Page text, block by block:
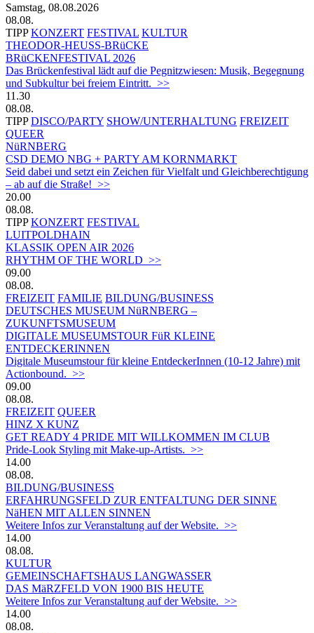
Samstag, 08.08.2026
08.08.
TIPP KONZERT FESTIVAL KULTUR
THEODOR-HEUSS-BRüCKE
BRüCKENFESTIVAL 2026
Das Brückenfestival lädt auf die Pegnitzwiesen: Musik, Begegnung
und Subkultur bei freiem Eintritt. >>
11.30
08.08.
TIPP DISCO/PARTY SHOW/UNTERHALTUNG FREIZEIT
QUEER
NüRNBERG
CSD DEMO NBG + PARTY AM KORNMARKT
Seid dabei und setzt ein Zeichen für Vielfalt und Gleichberechtigung
– ab auf die Straße! >>
20.00
08.08.
TIPP KONZERT FESTIVAL
LUITPOLDHAIN
KLASSIK OPEN AIR 2026
RHYTHM OF THE WORLD >>
09.00
08.08.
FREIZEIT FAMILIE BILDUNG/BUSINESS
DEUTSCHES MUSEUM NüRNBERG –
ZUKUNFTSMUSEUM
DIGITALE MUSEUMSTOUR FüR KLEINE
ENTDECKERINNEN
Digitale Museumstour für kleine EntdeckerInnen (10-12 Jahre) mit
Actionbound. >>
09.00
08.08.
FREIZEIT QUEER
HINZ X KUNZ
GET READY 4 PRIDE MIT WILLKOMMEN IM CLUB
Pride-Look Styling mit Make-up-Artists. >>
14.00
08.08.
BILDUNG/BUSINESS
ERFAHRUNGSFELD ZUR ENTFALTUNG DER SINNE
NäHEN MIT ALLEN SINNEN
Weitere Infos zur Veranstaltung auf der Website. >>
14.00
08.08.
KULTUR
GEMEINSCHAFTSHAUS LANGWASSER
DAS MäRZFELD VON 1900 BIS HEUTE
Weitere Infos zur Veranstaltung auf der Website. >>
14.00
08.08.